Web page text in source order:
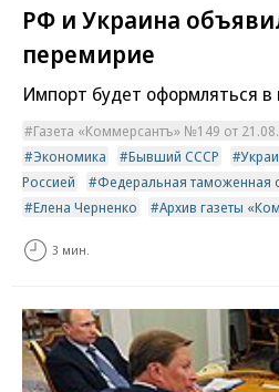
РФ и Украина
перемирие
Импорт будет оформляться
Газета «Коммерсантъ» №149 от
Экономика
Бывший СССР
Россией
Федеральная таможенная
Елена Черненко
Архив газеты
3 мин.